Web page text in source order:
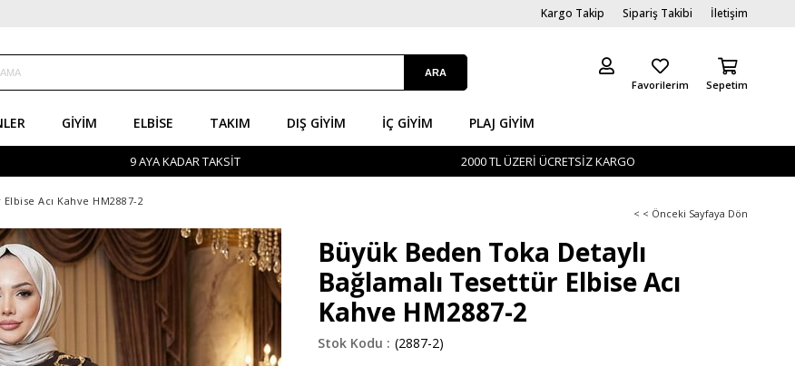
Kargo Takip Sipariş Takibi İletişim
Sepetim
Favorilerim
GIYIM ELBISE TAKIM DIŞ GIYIM İÇ GİYIM PLAJ GIYIM
9 AYA KADAR TAKSİT 2000 TL ÜZERİ ÜCRETSİZ KARGO
Acı Kahve HM2887-2
< < Önceki Sayfaya Dön
Büyük Beden Toka Detaylı
Bağlamalı Tesettür Elbise Acı
Kahve HM2887-2
(2887-2)